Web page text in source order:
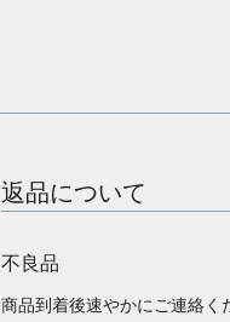
返品について
不良品
商品到着後速やかにご連絡く